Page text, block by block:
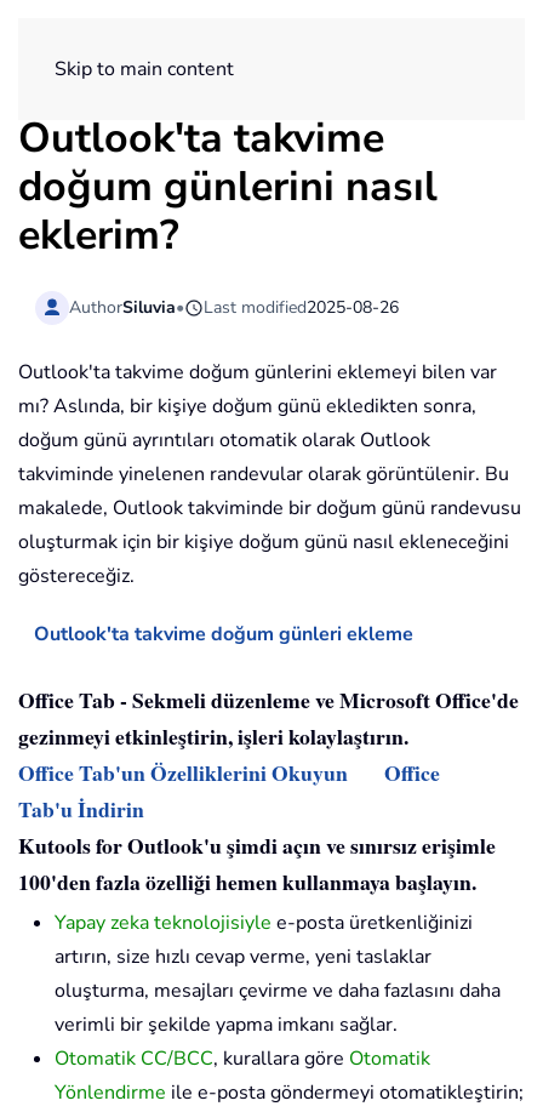
Skip to main content
Outlook'ta takvime
doğum günlerini nasıl
eklerim?
AuthorSiluvia• Last modified2025-08-26
Outlook'ta takvime doğum günlerini eklemeyi bilen var
mı? Aslında, bir kişiye doğum günü ekledikten sonra,
doğum günü ayrıntıları otomatik olarak Outlook
takviminde yinelenen randevular olarak görüntülenir. Bu
makalede, Outlook takviminde bir doğum günü randevusu
oluşturmak için bir kişiye doğum günü nasıl ekleneceğini
göstereceğiz.
Outlook'ta takvime doğum günleri ekleme
Office Tab - Sekmeli düzenleme ve Microsoft Office'de
gezinmeyi etkinleştirin, işleri kolaylaştırın.
Office Tab'un Özelliklerini Okuyun
Office
Tab'u İndirin
Kutools for Outlook'u şimdi açın ve sınırsız erişimle
100'den fazla özelliği hemen kullanmaya başlayın.
Yapay zeka teknolojisiyle e-posta üretkenliğinizi
artırın, size hızlı cevap verme, yeni taslaklar
oluşturma, mesajları çevirme ve daha fazlasını daha
verimli bir şekilde yapma imkanı sağlar.
Otomatik CC/BCC, kurallara göre Otomatik
Yönlendirme ile e-posta göndermeyi otomatikleştirin;